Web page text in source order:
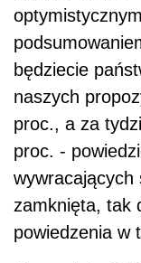
będziecie
naszych
proc., a za
proc. -
wywracających
zamknięta, tak
powiedzenia w